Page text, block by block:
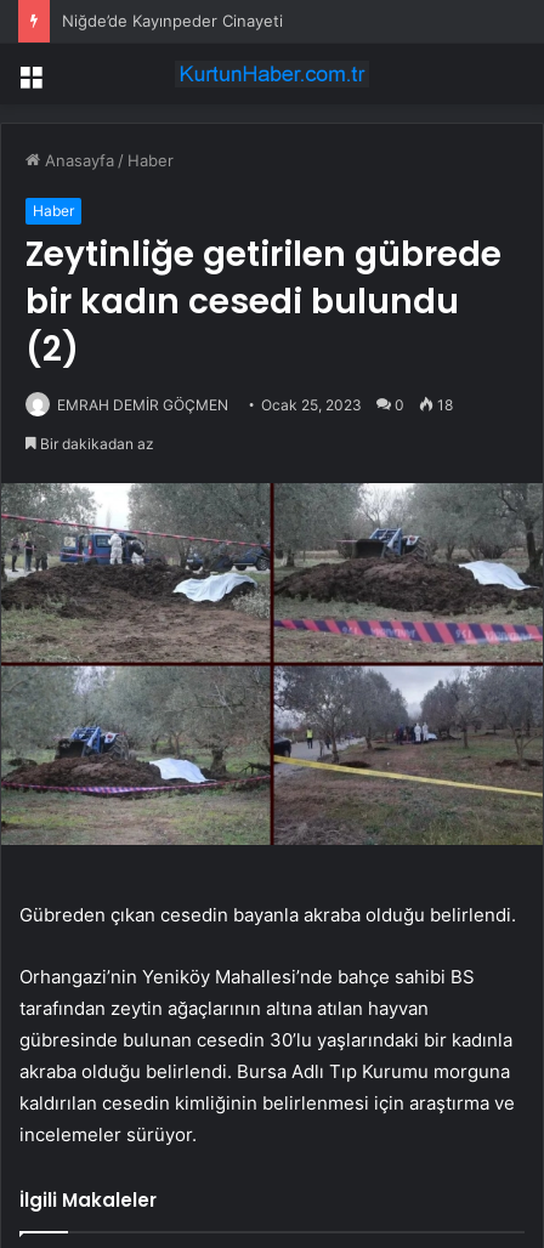
Niğde’de Kayınpeder Cinayeti
Menü
Anasayfa / Haber
Haber
Zeytinliğe getirilen gübrede
bir kadın cesedi bulundu
(2)
EMRAH DEMİR GÖÇMEN Ocak 25, 2023 0 18
Bir dakikadan az
Gübreden çıkan cesedin bayanla akraba olduğu belirlendi.
Orhangazi’nin Yeniköy Mahallesi’nde bahçe sahibi BS
tarafından zeytin ağaçlarının altına atılan hayvan
gübresinde bulunan cesedin 30’lu yaşlarındaki bir kadınla
akraba olduğu belirlendi. Bursa Adlı Tıp Kurumu morguna
kaldırılan cesedin kimliğinin belirlenmesi için araştırma ve
incelemeler sürüyor.
İlgili Makaleler